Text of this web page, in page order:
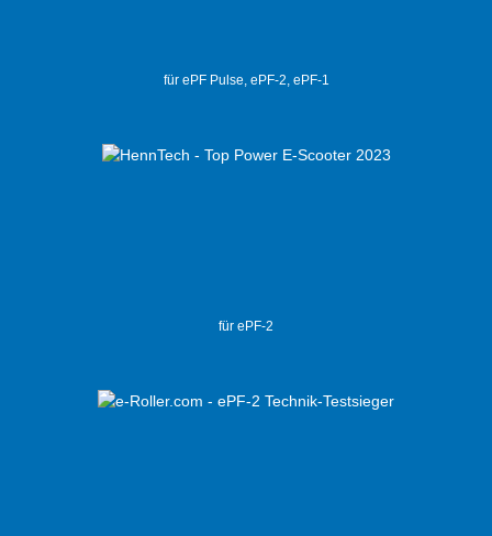
für ePF Pulse, ePF-2, ePF-1
für ePF-2